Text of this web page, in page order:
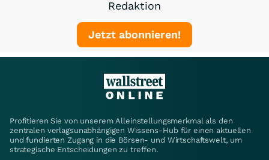
Redaktion
Jetzt abonnieren!
Profitieren Sie von unserem Alleinstellungsmerkmal als den
zentralen verlagsunabhängigen Wissens-Hub für einen aktuellen
und fundierten Zugang in die Börsen- und Wirtschaftswelt, um
strategische Entscheidungen zu treffen.